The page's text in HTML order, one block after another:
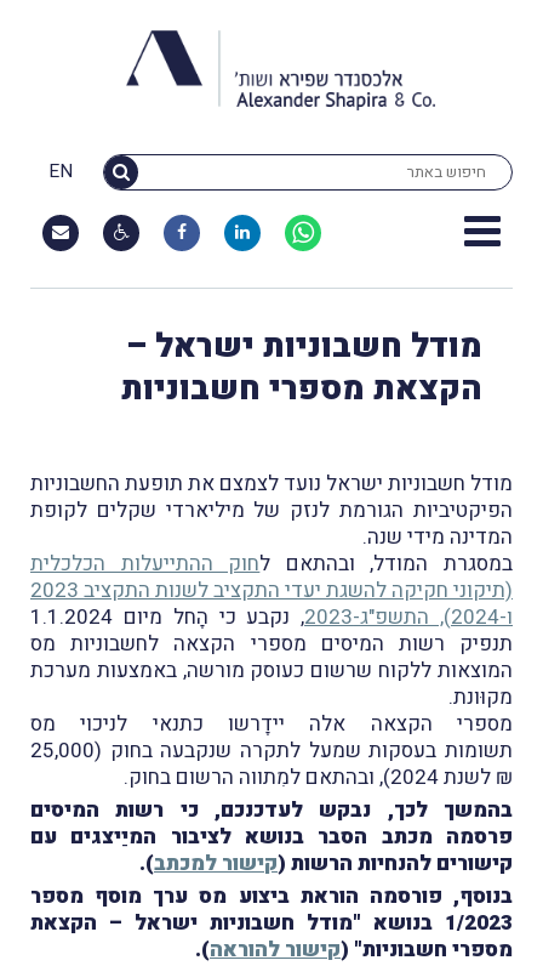
EN
מודל חשבוניות ישראל –
הקצאת מספרי חשבוניות
מודל חשבוניות ישראל נועד לצמצם את תופעת החשבוניות
הפיקטיביות הגורמת לנזק של מיליארדי שקלים לקופת
המדינה מידי שנה.
במסגרת המודל, ובהתאם לחוק ההתייעלות הכלכלית
(תיקוני חקיקה להשגת יעדי התקציב לשנות התקציב 2023
ו-2024), התשפ"ג-2023
, נקבע כי הָחל מיום 1.1.2024
תנפיק רשות המיסים מספרי הקצאה לחשבוניות מס
המוצאות ללקוח שרשום כעוסק מורשה, באמצעות מערכת
מקוּונת.
מספרי הקצאה אלה יידָרשו כתנאי לניכוי מס
תשומות בעסקות שמעל לתקרה שנקבעה בחוק (25,000
₪ לשנת 2024), ובהתאם למִתווה הרשום בחוק.
בהמשך לכך, נבקש לעדכנכם, כי רשות המיסים
פרסמה מכתב הסבר בנושא לציבור המיַיצגים עם
קישורים להנחיות הרשות (קישור למכתב).
בנוסף, פורסמה הוראת ביצוע מס ערך מוסף מספר
1/2023 בנושא "מודל חשבוניות ישראל – הקצאת
מספרי חשבוניות" (קישור להוראה).